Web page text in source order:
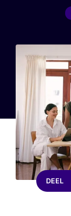
DEEL